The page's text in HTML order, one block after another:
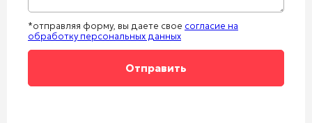
*отправляя форму, вы даете свое согласие на
обработку персональных данных